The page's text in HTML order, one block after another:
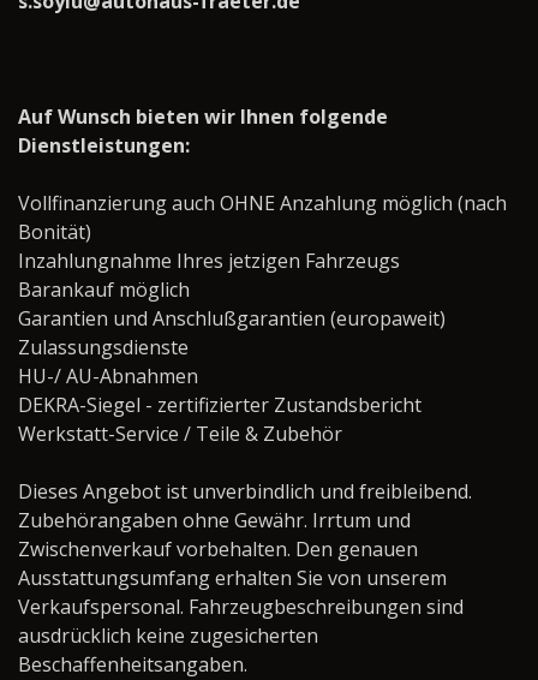
Auf Wunsch bieten wir Ihnen folgende
Dienstleistungen:
Vollfinanzierung auch OHNE Anzahlung möglich (nach
Bonität)
Inzahlungnahme Ihres jetzigen Fahrzeugs
Barankauf möglich
Garantien und Anschlußgarantien (europaweit)
Zulassungsdienste
HU-/ AU-Abnahmen
DEKRA-Siegel - zertifizierter Zustandsbericht
Werkstatt-Service / Teile & Zubehör ­­­­­­­­­­­­­­­­
Dieses Angebot ist unverbindlich und freibleibend.
Zubehörangaben ohne Gewähr. Irrtum und
Zwischenverkauf vorbehalten. Den genauen
Ausstattungsumfang erhalten Sie von unserem
Verkaufspersonal. Fahrzeugbeschreibungen sind
ausdrücklich keine zugesicherten
Beschaffenheitsangaben.